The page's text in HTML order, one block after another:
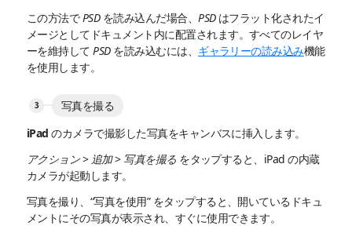
この方法でPSDを読み込んだ場合、PSDはフラット化されたイ
メージとしてドキュメント内に配置されます。すべてのレイヤ
ーを維持してPSDを読み込むには、 ギャラリーの読み込み機能
を使用します。
写真を撮る
iPad のカメラで撮影した写真をキャンバスに挿入します。
アクション> 追加> 写真を撮る をタップすると、iPad の内蔵
カメラが起動します。
写真を撮り、“写真を使用” をタップすると、開いているドキュ
メントにその写真が表示され、すぐに使用できます。